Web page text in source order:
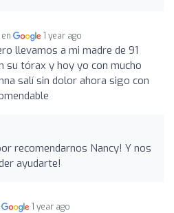
1 year ago
llevamos a mi madre de 91
su tórax y hoy yo con mucho
salí sin dolor ahora sigo con
recomendarnos Nancy! Y nos
ayudarte!
1 year ago